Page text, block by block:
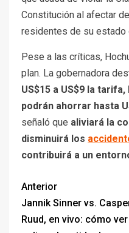
US$15 a US$9 la
podrán ahorrar hasta
disminuirá los
contribuirá a un
Anterior
Jannik Sinner vs.
Ruud, en vivo: cómo ver
online el partido de
Finals de Turín
SIMILARES